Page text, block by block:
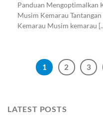
Panduan Mengoptimalkan
Musim Kemarau
Kemarau Musim kemarau
1 2 3
LATEST POSTS